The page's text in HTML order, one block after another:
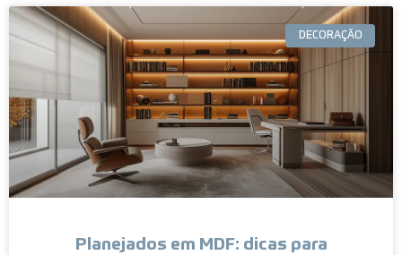
DECORAÇÃO
Planejados em MDF: dicas para